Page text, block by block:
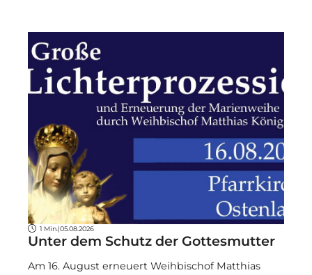
1 Min. |05.08.2026
Unter dem Schutz der Gottesmutter
Am 16. August erneuert Weihbischof Matthias